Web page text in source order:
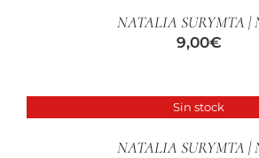
NATALIA SURYMTA |
9,00€
Sin stock
NATALIA SURYMTA |